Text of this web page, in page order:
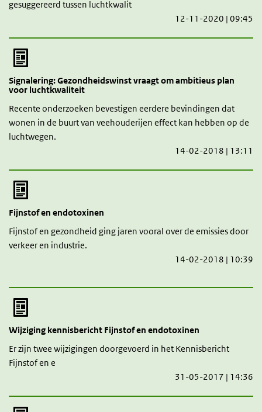
gesuggereerd tussen luchtkwalit
12-11-2020 | 09:45
Signalering: Gezondheidswinst vraagt om ambitieus plan
voor luchtkwaliteit
Recente onderzoeken bevestigen eerdere bevindingen dat
wonen in de buurt van veehouderijen effect kan hebben op de
luchtwegen.
14-02-2018 | 13:11
Fijnstof en endotoxinen
Fijnstof en gezondheid ging jaren vooral over de emissies door
verkeer en industrie.
14-02-2018 | 10:39
Wijziging kennisbericht Fijnstof en endotoxinen
Er zijn twee wijzigingen doorgevoerd in het Kennisbericht
Fijnstof en e
31-05-2017 | 14:36